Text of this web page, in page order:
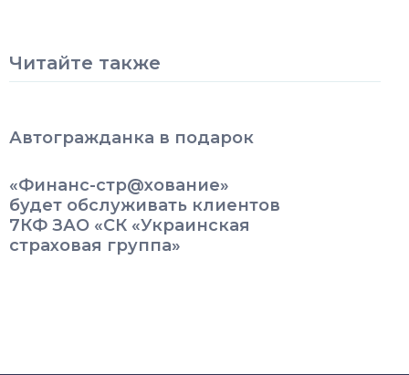
Читайте также
Автогражданка в подарок
«Финанс-стр@хование»
будет обслуживать клиентов
7КФ ЗАО «СК «Украинская
страховая группа»